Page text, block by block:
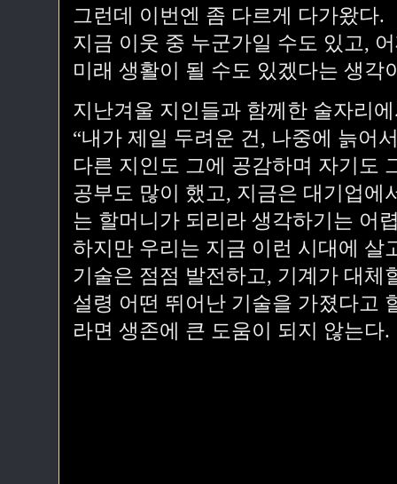
그런데 이번엔 좀 다르게 다가왔다.
지금 이웃 중 누군가일 수도 있고,
미래 생활이 될 수도 있겠다는 생각
지난겨울 지인들과 함께한 술자리
“내가 제일 두려운 건, 나중에 늙어
다른 지인도 그에 공감하며 자기도
공부도 많이 했고, 지금은 대기업에
는 할머니가 되리라 생각하기는 어
하지만 우리는 지금 이런 시대에 살
기술은 점점 발전하고, 기계가 대체
설령 어떤 뛰어난 기술을 가졌다고
라면 생존에 큰 도움이 되지 않는다.